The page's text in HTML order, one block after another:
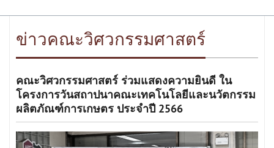
ข่าวคณะวิศวกรรมศาสตร์
คณะวิศวกรรมศาสตร์ ร่วมแสดงความยินดี ใน
โครงการวันสถาปนาคณะเทคโนโลยีและนวัตกรรม
ผลิตภัณฑ์การเกษตร ประจำปี 2566